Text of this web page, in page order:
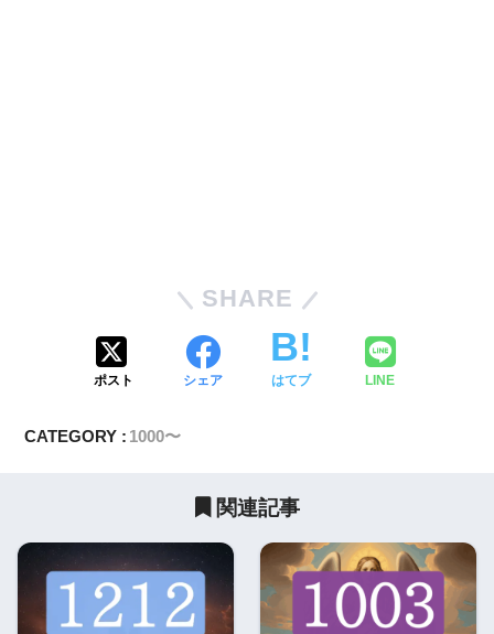
SHARE
ポスト シェア はてブ LINE
CATEGORY : 1000〜
関連記事